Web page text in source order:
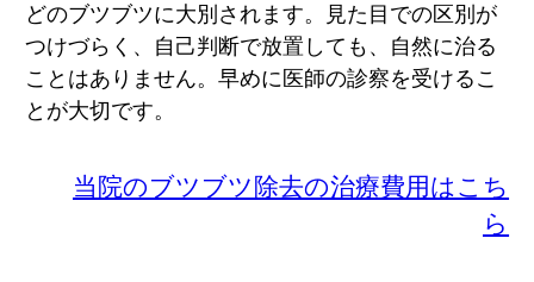
どのブツブツに大別されます。見た目での区別が
つけづらく、自己判断で放置しても、自然に治る
ことはありません。早めに医師の診察を受けるこ
とが大切です。
当院のブツブツ除去の治療費用はこち
ら